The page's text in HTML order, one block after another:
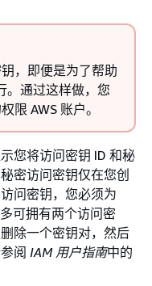
，即便是为了帮助
。通过这样做，您
限 AWS 账户。
您将访问密钥 ID 和秘
密访问密钥仅在您创
问密钥，您必须为
可拥有两个访问密
除一个密钥对，然后
阅 IAM 用户指南中的